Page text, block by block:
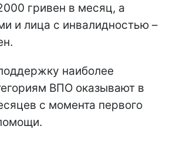
гривен в месяц, а
и лица с инвалидностью –
наиболее
ВПО оказывают в
с момента первого